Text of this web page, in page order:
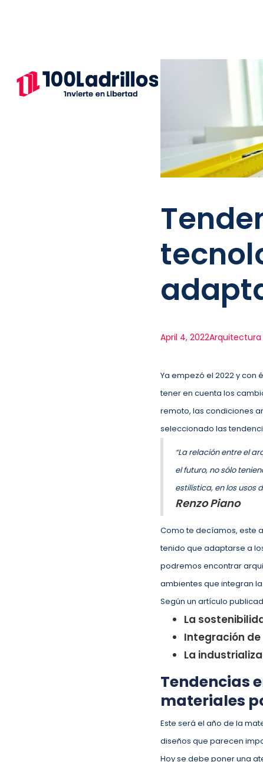
April 4, 2022Arquitectura
Ya empezó el 2022 y con
tener en cuenta los
remoto, las condiciones
seleccionado las
“La relación entre el
el futuro, no sólo
estilística, en los usos
Renzo Piano
Como te decíamos, este
tenido que adaptarse a
podremos encontrar
ambientes que integran
Según un artículo
La
Integración
La
Tendencias
materiales
Este será el año de la
diseños que parecen
Hoy se debe poner una